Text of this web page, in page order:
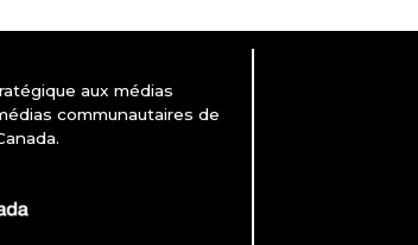
aux médias
communautaires de